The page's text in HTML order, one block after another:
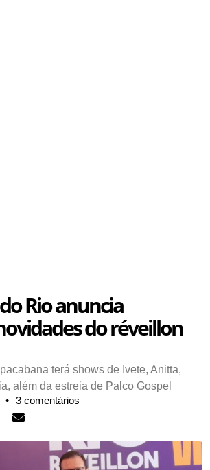
Rio anuncia
do réveillon
terá shows de Ivete, Anitta,
além da estreia de Palco Gospel
• 3 comentários